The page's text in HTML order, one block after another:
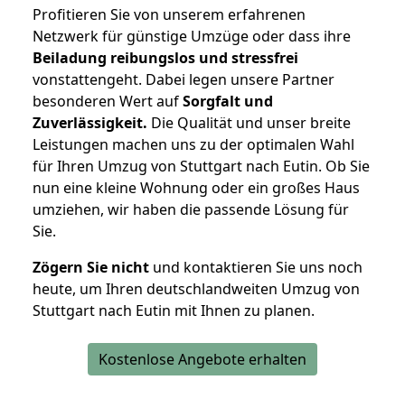
Profitieren Sie von unserem erfahrenen
Netzwerk für günstige Umzüge oder dass ihre
Beiladung reibungslos und stressfrei
vonstattengeht. Dabei legen unsere Partner
besonderen Wert aufSorgfalt und
Zuverlässigkeit. Die Qualität und unser breite
Leistungen machen uns zu der optimalen Wahl
für Ihren Umzug von Stuttgart nach Eutin. Ob Sie
nun eine kleine Wohnung oder ein großes Haus
umziehen, wir haben die passende Lösung für
Sie.
Zögern Sie nicht und kontaktieren Sie uns noch
heute, um Ihren deutschlandweiten Umzug von
Stuttgart nach Eutin mit Ihnen zu planen.
Kostenlose Angebote erhalten